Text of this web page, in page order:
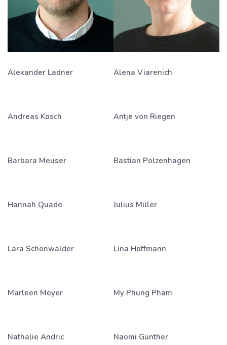
Alexander Ladner Alena Viarenich
Andreas Kosch Antje von Riegen
Barbara Meuser Bastian Polzenhagen
Hannah Quade Julius Miller
Lara Schönwälder Lina Hoffmann
Marleen Meyer My Phung Pham
Nathalie Andric Naomi Günther